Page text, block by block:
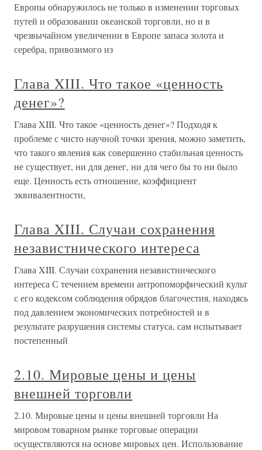
Европы обнаружилось не только в изменении торговых
путей и образовании океанской торговли, но и в
чрезвычайном увеличении в Европе запаса золота и
серебра, привозимого из
Глава XIII. Что такое «ценность
денег»?
Глава XIII. Что такое «ценность денег»? Подходя к
проблеме с чисто научной точки зрения, можно заметить,
что такого явления как совершенно стабильная ценность
не существует, ни для денег, ни для чего бы то ни было
еще. Ценность есть отношение, коэффициент
эквивалентности,
Глава XIII. Случаи сохранения
независтнического интереса
Глава XIII. Случаи сохранения независтнического
интереса С течением времени антропоморфический культ
с его кодексом соблюдения обрядов благочестия, находясь
под давлением экономических потребностей и в
результате разрушения системы статуса, сам испытывает
постепенный
2.10. Мировые цены и цены
внешней торговли
2.10. Мировые цены и цены внешней торговли На
мировом товарном рынке торговые операции
осуществляются на основе мировых цен. Использование